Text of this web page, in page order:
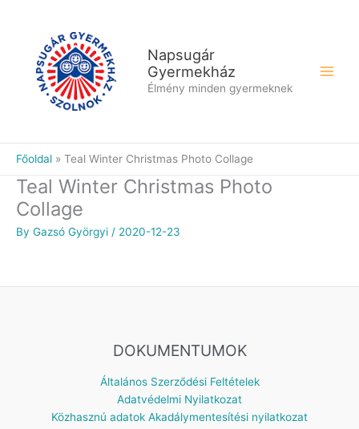
Napsugár
Gyermekház
Élmény minden gyermeknek
Főoldal Teal Winter Christmas Photo Collage
Teal Winter Christmas Photo
Collage
By Gazsó Györgyi / 2020-12-23
DOKUMENTUMOK
Általános Szerződési Feltételek
Adatvédelmi Nyilatkozat
Közhasznú adatok Akadálymentesítési nyilatkozat